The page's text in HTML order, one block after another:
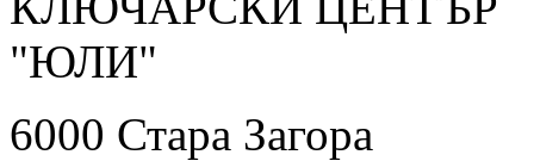
"ЮЛИ" 0899
6000